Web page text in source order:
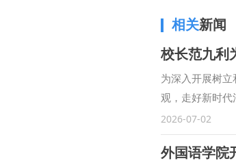
相关新闻
校长范九利
为深入开展树
观，走好新时代
师生党员代表参
准确把握核心
值内涵、现实要
2026-07-02
外国语学院